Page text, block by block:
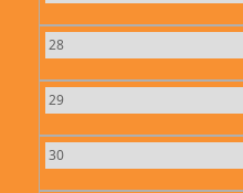
28
29
30